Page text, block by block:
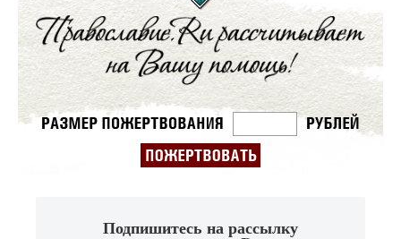
Подпишитесь на рассылку